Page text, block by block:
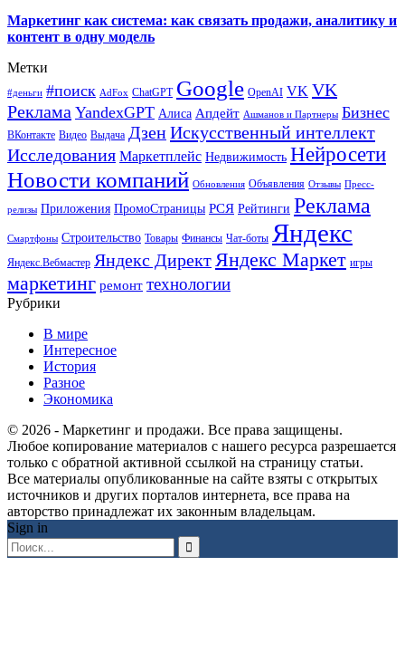
Маркетинг как система: как связать продажи, аналитику и
контент в одну модель
Метки
#деньги #поиск AdFox ChatGPT Google OpenAI VK VK
Реклама YandexGPT Алиса Апдейт Ашманов и Партнеры Бизнес
ВКонтакте Видео Выдача ДзенИскусственный интеллект
Исследования Маркетплейс Недвижимость Нейросети
Новости компаний Обновления Объявления Отзывы Пресс-
релизы Приложения ПромоСтраницы РСЯ Рейтинги Реклама
Смартфоны Строительство Товары Финансы Чат-боты Яндекс
Яндекс.Вебмастер Яндекс ДиректЯндекс Маркет игры
маркетинг ремонт технологии
Рубрики
В мире
Интересное
История
Разное
Экономика
© 2026 - Маркетинг и продажи. Все права защищены.
Любое копирование материалов с нашего ресурса разрешается
только с обратной активной ссылкой на страницу статьи.
Все материалы опубликованные на сайте взяты с открытых
источников и других порталов интернета, все права на
авторство принадлежат их законным владельцам.
Sign in